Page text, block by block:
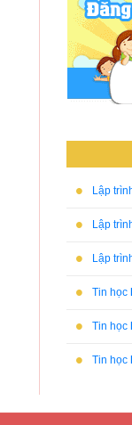
• Lập
• Lập
• Lập
• Tin học
• Tin học
• Tin học